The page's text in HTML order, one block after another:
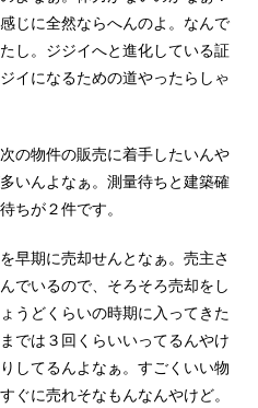
じに全然ならへんのよ。なんで
し。ジジイへと進化している証
イになるための道やったらしゃ
の物件の販売に着手したいんや
いんよなぁ。測量待ちと建築確
ちが２件です。
早期に売却せんとなぁ。売主さ
でいるので、そろそろ売却をし
うどくらいの時期に入ってきた
では３回くらいいってるんやけ
してるんよなぁ。すごくいい物
ぐに売れそなもんなんやけど。